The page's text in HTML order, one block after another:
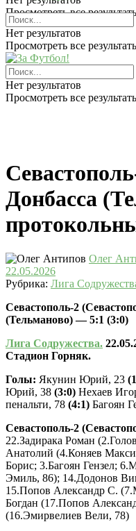
Просмотреть все
Нет результатов
Просмотреть все
Нет результатов
Просмотреть все
Донбасса
Олег
22.05.2026
Рубрика: Лига
Севастополь-2
(Тельманово) — 5:1 (3:0)
Лига Содружества.
Стадион Горняк.
Голы: Якунин Юрий, 23
Юрий, 38 (3:0) Нехаев
пенальти, 78 (4:1) Багоян
Севастополь-2
22.Задирака Роман
Анатолий (4.Коняев
Борис; 3.Багоян Гензел;
Эмиль, 86); 14.Додонов
15.Попов Александр С.
Богдан (17.Попов
(16.Эмирвелиев Вели, 78)